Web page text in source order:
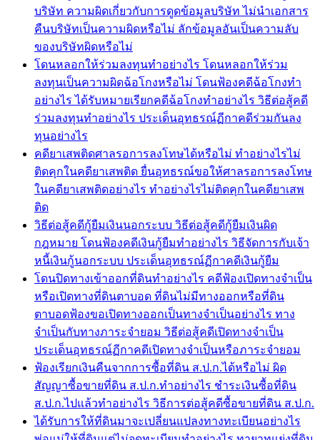
บริษัท ความผิดเกี่ยวกับการดูดข้อมูลบริษัท ไม่นำเอกสาร
คืนบริษัทเป็นความผิดหรือไม่ ลักข้อมูลอันเป็นความลับ
ของบริษัทผิดหรือไม่
โดนหลอกให้ร่วมลงทุนทำอย่างไร โดนหลอกให้ร่วม
ลงทุนเป็นความผิดฉ้อโกงหรือไม่ โดนฟ้องคดีฉ้อโกงทำ
อย่างไร ได้รับหมายเรียกคดีฉ้อโกงทำอย่างไร วิธีต่อสู้คดี
ร่วมลงทุนทำอย่างไร ประเด็นอุทธรณ์ฏีกาคดีร่วมกันลง
ทุนอย่างไร
คดียาเสพติดศาลรอการลงโทษได้หรือไม่ ทำอย่างไรไม่
ติดคุกในคดียาเสพติด ยื่นอุทธรณ์ขอให้ศาลรอการลงโทษ
ในคดียาเสพติดอย่างไร ทำอย่างไรไม่ติดคุกในคดียาเสพ
ติด
วิธีต่อสู้คดีกู้ยืมเงินนอกระบบ วิธีต่อสู้คดีกู้ยืมเงินผิด
กฎหมาย โดนฟ้องคดีเงินกู้ยืมทำอย่างไร วิธีจัดการกับเจ้า
หนี้เงินกู้นอกระบบ ประเด็นอุทธรณ์ฏีกาคดีเงินกู้ยืม
โดนปิดทางเข้าออกที่ดินทำอย่างไร คดีฟ้องเปิดทางจำเป็น
หรือเปิดทางที่ดินตาบอด ที่ดินไม่มีทางออกหรือที่ดิน
ตาบอดฟ้องขอเปิดทางออกเป็นทางจำเป็นอย่างไร ทาง
จำเป็นกับทางภาระจำยอม วิธีต่อสู้คดีเปิดทางจำเป็น
ประเด็นอุทธรณ์ฏีกาคดีเปิดทางจำเป็นหรือภาระจำยอม
ฟ้องเรียกเงินคืนจากการซื้อที่ดิน ส.ป.ก.ได้หรือไม่ ผิด
สัญญาซื้อขายที่ดิน ส.ป.ก.ทำอย่างไร ชำระเงินซื้อที่ดิน
ส.ป.ก.ไปแล้วทำอย่างไร วิธีการต่อสู้คดีซื้อขายที่ดิน ส.ป.ก.
ได้รับการให้ที่ดินมาจะเปลี่ยนแปลงทางทะเบียนอย่างไร